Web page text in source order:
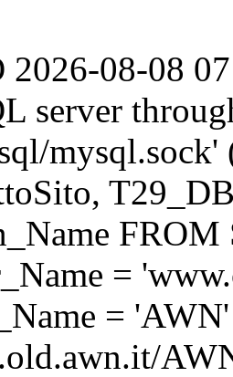
08-08
server
mysql.sock'
=
= 'AWN'